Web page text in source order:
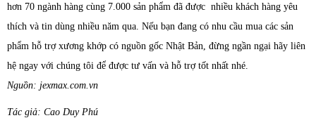
hơn 70 ngành hàng cùng 7.000 sản phẩm đã được nhiều khách hàng yêu
thích và tin dùng nhiều năm qua. Nếu bạn đang có nhu cầu mua các sản
phẩm hỗ trợ xương khớp có nguồn gốc Nhật Bản, đừng ngần ngại hãy liên
hệ ngay với chúng tôi để được tư vấn và hỗ trợ tốt nhất nhé.
Nguồn: jexmax.com.vn
Tác giả: Cao Duy Phú